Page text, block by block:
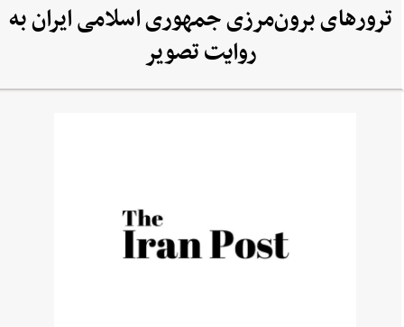
ترورهای برون‌مرزی جمهوری اسلامی ایران به
روایت تصویر